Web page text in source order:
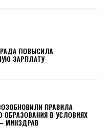
ПОВЫСИЛА
ЗАРПЛАТУ
ПРАВИЛА
В УСЛОВИЯХ
МИНЗДРАВ